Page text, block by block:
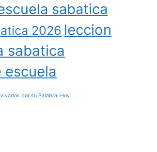
sabatica
2026 leccion
sabatica
escuela
por su Palabra: Hoy